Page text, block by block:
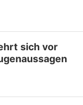
sich vor